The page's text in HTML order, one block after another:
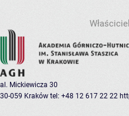
al. Mickiewicza 30
30-059 Kraków tel: +48 12 617 22 22